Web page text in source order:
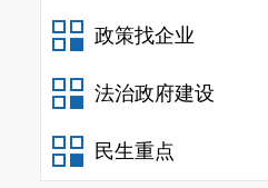
政策找企业
法治政府建设
民生重点